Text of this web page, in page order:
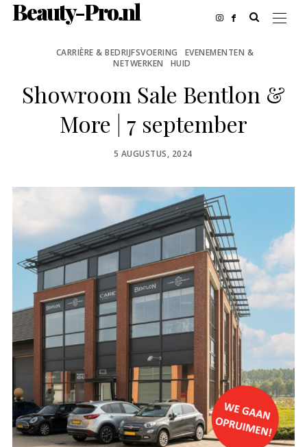
Beauty-Pro.nl
CARRIÈRE & BEDRIJFSVOERING
EVENEMENTEN &
NETWERKEN
HUID
Showroom Sale Bentlon &
More | 7 september
POSTED
5 AUGUSTUS, 2024